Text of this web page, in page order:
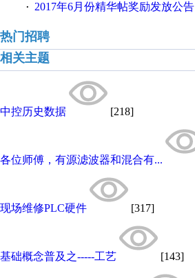
· 2017年6月份精华帖奖励发放公告
热门招聘
相关主题
中控历史数据 [218]
各位师傅，有源滤波器和混合有...
现场维修PLC硬件 [317]
基础概念普及之-----工艺 [143]